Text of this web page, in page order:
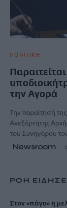
ΠΟΛΙΤΙΚΗ
την Αγορά
Την παραίτησή
Ανεξάρτητης
του Συνηγόρου
Newsroom
ΡΟΗ
Στον «πάγο» η